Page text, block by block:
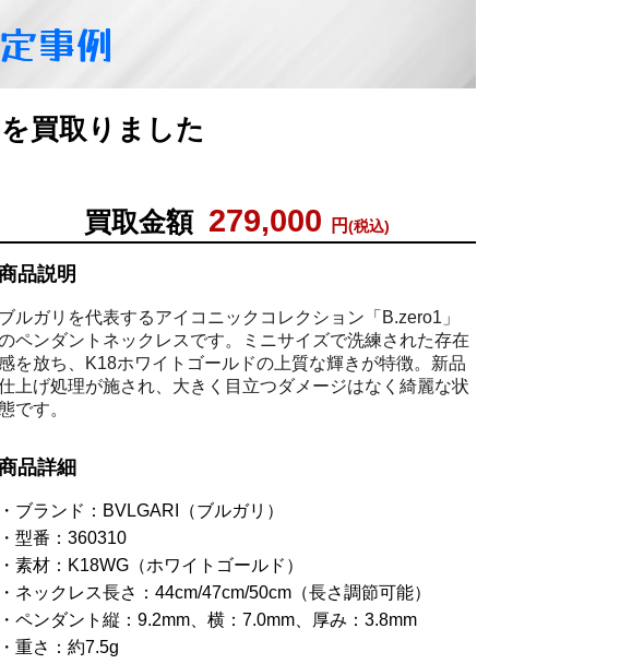
事例
買取りました
買取金額 279,000 円(税込)
品説明
ブルガリを代表するアイコニックコレクション「B.zero1」
ペンダントネックレスです。ミニサイズで洗練された存在
を放ち、K18ホワイトゴールドの上質な輝きが特徴。新品
上げ処理が施され、大きく目立つダメージはなく綺麗な状
です。
品詳細
ブランド：BVLGARI（ブルガリ）
型番：360310
素材：K18WG（ホワイトゴールド）
ネックレス長さ：44cm/47cm/50cm（長さ調節可能）
ペンダント縦：9.2mm、横：7.0mm、厚み：3.8mm
重さ：約7.5g